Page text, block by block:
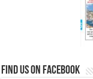
Find us on Facebook